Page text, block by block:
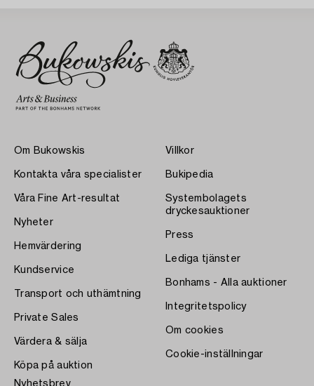
Om Bukowskis
Kontakta våra specialister
Våra Fine Art-resultat
Nyheter
Hemvärdering
Kundservice
Transport och uthämtning
Private Sales
Värdera & sälja
Köpa på auktion
Villkor
Bukipedia
Systembolagets
dryckesauktioner
Press
Lediga tjänster
Bonhams - Alla auktioner
Integritetspolicy
Om cookies
Cookie-inställningar
Nyhetsbrev